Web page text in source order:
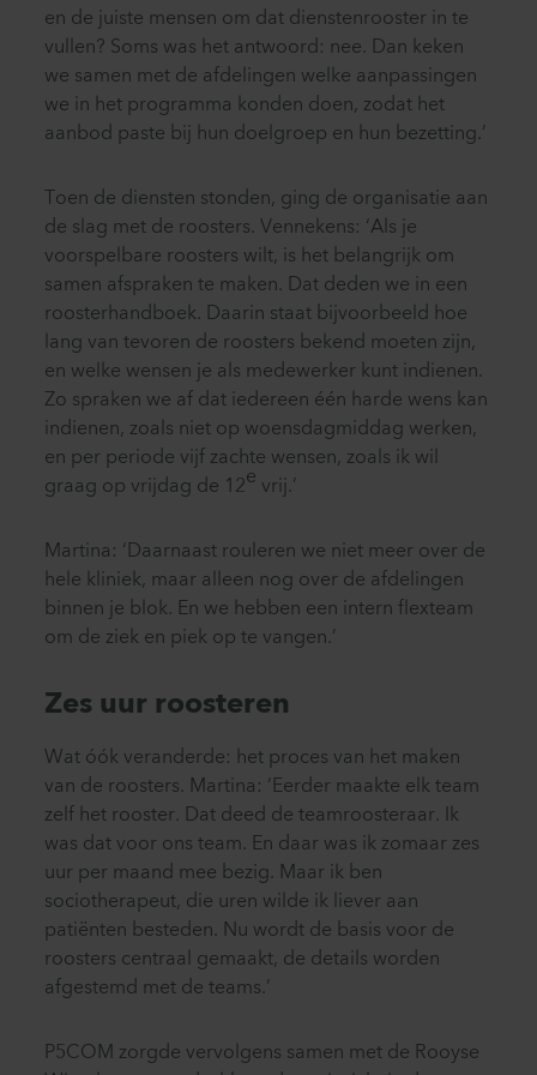
en de juiste mensen om dat dienstenrooster in te
vullen? Soms was het antwoord: nee. Dan keken
we samen met de afdelingen welke aanpassingen
we in het programma konden doen, zodat het
aanbod paste bij hun doelgroep en hun bezetting.’
Toen de diensten stonden, ging de organisatie aan
de slag met de roosters. Vennekens: ‘Als je
voorspelbare roosters wilt, is het belangrijk om
samen afspraken te maken. Dat deden we in een
roosterhandboek. Daarin staat bijvoorbeeld hoe
lang van tevoren de roosters bekend moeten zijn,
en welke wensen je als medewerker kunt indienen.
Zo spraken we af dat iedereen één harde wens kan
indienen, zoals niet op woensdagmiddag werken,
en per periode vijf zachte wensen, zoals ik wil
graag op vrijdag de 12e vrij.’
Martina: ‘Daarnaast rouleren we niet meer over de
hele kliniek, maar alleen nog over de afdelingen
binnen je blok. En we hebben een intern flexteam
om de ziek en piek op te vangen.’
Zes uur roosteren
Wat óók veranderde: het proces van het maken
van de roosters. Martina: ‘Eerder maakte elk team
zelf het rooster. Dat deed de teamroosteraar. Ik
was dat voor ons team. En daar was ik zomaar zes
uur per maand mee bezig. Maar ik ben
sociotherapeut, die uren wilde ik liever aan
patiënten besteden. Nu wordt de basis voor de
roosters centraal gemaakt, de details worden
afgestemd met de teams.’
P5COM zorgde vervolgens samen met de Rooyse